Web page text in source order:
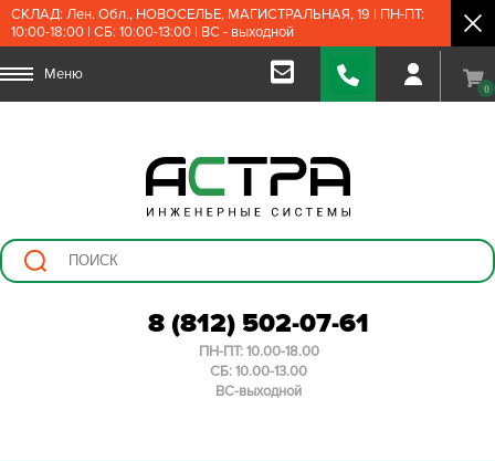
СКЛАД: Лен. Обл., НОВОСЕЛЬЕ, МАГИСТРАЛЬНАЯ, 19 | ПН-ПТ:
10:00-18:00 | СБ: 10:00-13:00 | ВС - выходной
Меню
0
8 (812) 502-07-61
ПН-ПТ: 10.00-18.00
СБ: 10.00-13.00
ВС-выходной